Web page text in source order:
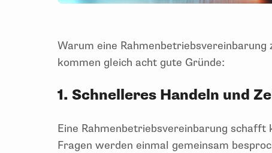
Warum eine
kommen gleich acht gute Gründe:
1. Schnelleres Handeln und
Eine Rahmenbetriebsvereinbarung
Fragen werden einmal gemeinsam